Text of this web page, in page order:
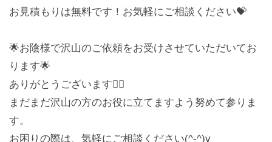
お見積もりは無料です！お気軽にご相談ください💝
🌟お陰様で沢山のご依頼をお受けさせていただいてお
ります🌟
ありがとうございます🙇‍♀️
まだまだ沢山の方のお役に立てますよう努めて参りま
す。
お困りの際は、気軽にご相談ください(^-^)v